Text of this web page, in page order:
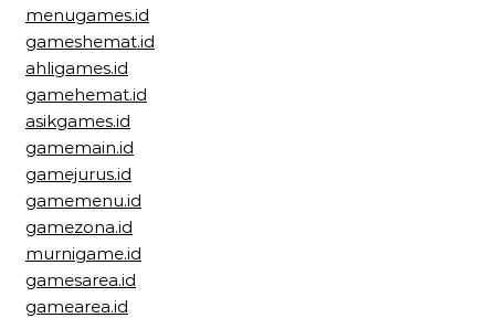
menugames.id
gameshemat.id
ahligames.id
gamehemat.id
asikgames.id
gamemain.id
gamejurus.id
gamemenu.id
gamezona.id
murnigame.id
gamesarea.id
gamearea.id